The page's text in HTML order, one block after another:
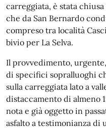
carreggiata, è stata
che da San Bernardo
compreso tra località
bivio per La Selva.
Il provvedimento,
di specifici sopralluoghi
sulla carreggiata lato a
distaccamento di almeno
nota e già oggetto in
asfalto a testimonianza di